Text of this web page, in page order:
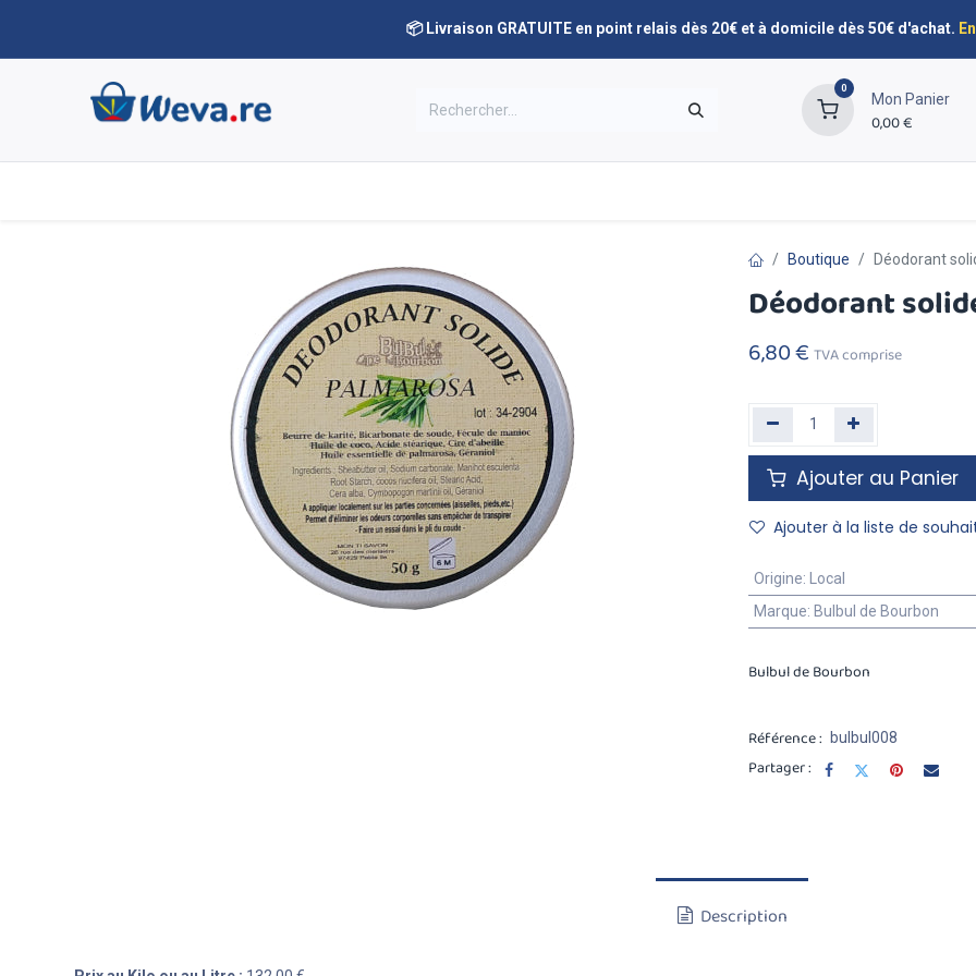
📦 Livraison GRATUITE en point relais dès 20€ et à domicile dès 50€ d'achat.
0
Mon Panier
0,00€
Boutique Déodorant
Déodorant
6,80€ TVA comprise
Ajouter au Panier
Ajouter à la liste de
Origine:
Local
Marque: Bulbul de Bourbon
Bulbul de Bourbon
Référence : bulbul008
Partager :
Description